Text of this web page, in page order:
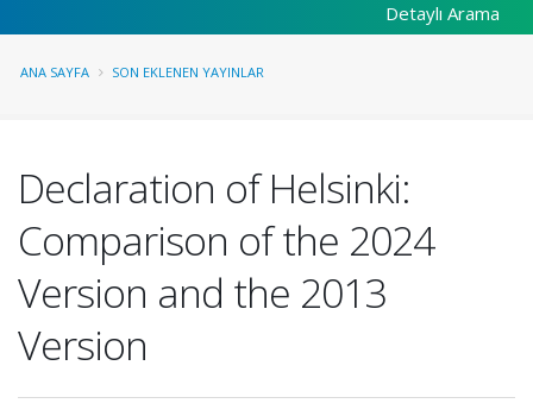
Detaylı Arama
ANA SAYFA SON EKLENEN YAYINLAR
Declaration of Helsinki:
Comparison of the 2024
Version and the 2013
Version